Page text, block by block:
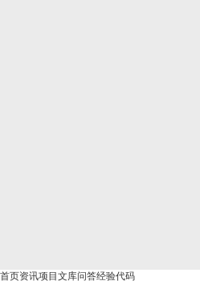
首页资讯项目 文库问答经验代码